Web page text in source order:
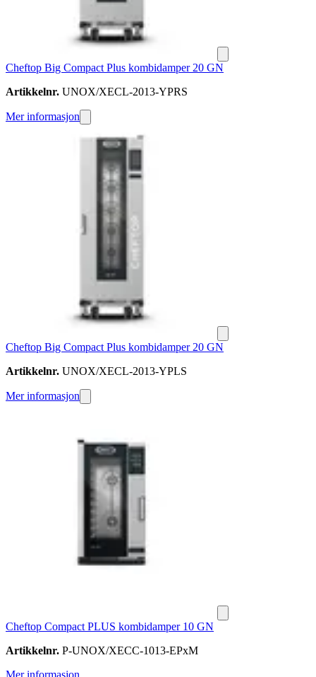
Cheftop Big Compact Plus kombidamper 20 GN
Artikkelnr. UNOX/XECL-2013-YPRS
Mer informasjon
Cheftop Big Compact Plus kombidamper 20 GN
Artikkelnr. UNOX/XECL-2013-YPLS
Mer informasjon
Cheftop Compact PLUS kombidamper 10 GN
Artikkelnr. P-UNOX/XECC-1013-EPxM